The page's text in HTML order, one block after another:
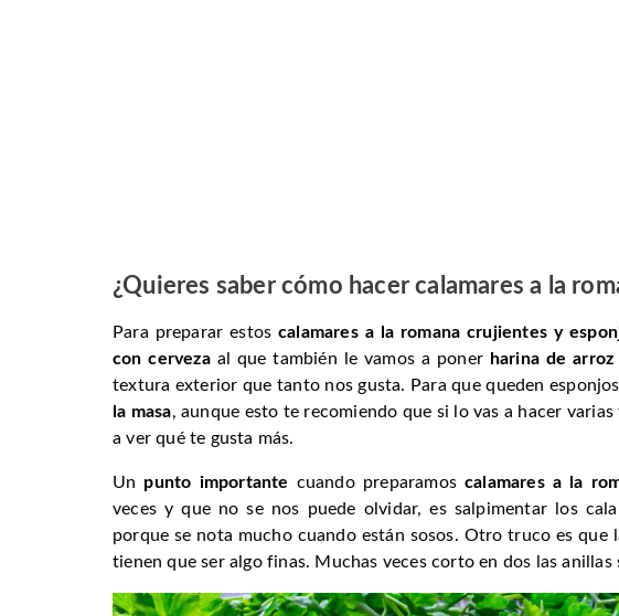
¿Quieres saber cómo hacer calamares a la
Para preparar estos calamares a la romana crujientes y
con cervezaal que también le vamos a poner harina de arroz
textura exterior que tanto nos gusta. Para que queden
la masa, aunque esto te recomiendo que si lo vas a hacer
a ver qué te gusta más.
Un punto importante cuando preparamos calamares a la
veces y que no se nos puede olvidar, es salpimentar los
porque se nota mucho cuando están sosos. Otro truco es que
tienen que ser algo finas. Muchas veces corto en dos las anillas